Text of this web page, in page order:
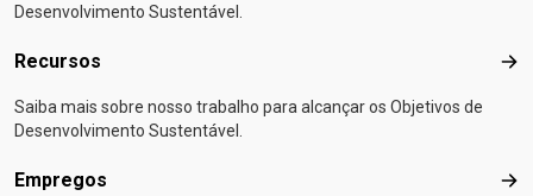
Desenvolvimento Sustentável.
Recursos
Saiba mais sobre nosso trabalho para alcançar os Objetivos de
Desenvolvimento Sustentável.
Empregos